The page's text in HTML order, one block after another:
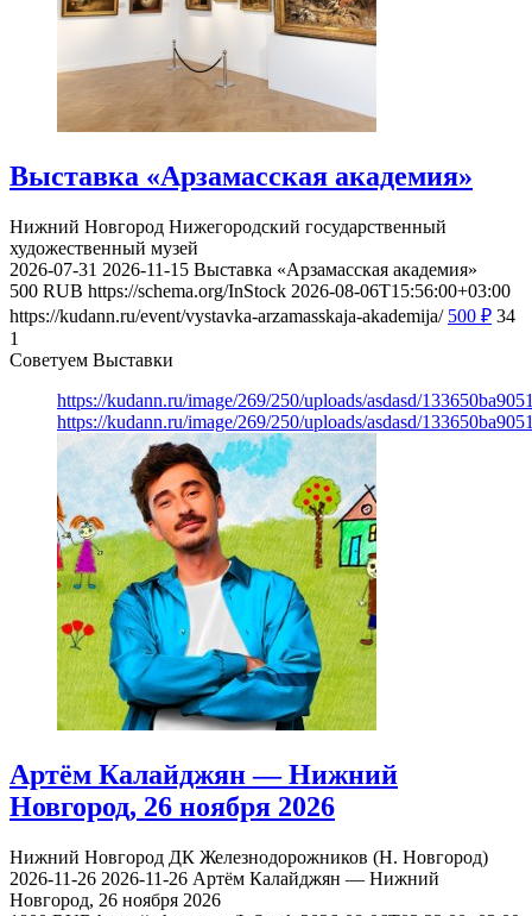
Выставка «Арзамасская академия»
Нижний Новгород Нижегородский государственный
художественный музей
2026-07-31 2026-11-15 Выставка «Арзамасская академия»
500 RUB https://schema.org/InStock 2026-08-06T15:56:00+03:00
https://kudann.ru/event/vystavka-arzamasskaja-akademija/ 500 ₽ 34
1
Советуем Выставки
https://kudann.ru/image/269/250/uploads/asdasd/
https://kudann.ru/image/269/250/uploads/asdasd/
Артём Калайджян — Нижний
Новгород, 26 ноября 2026
Нижний Новгород ДК Железнодорожников (Н. Новгород)
2026-11-26 2026-11-26 Артём Калайджян — Нижний
Новгород, 26 ноября 2026